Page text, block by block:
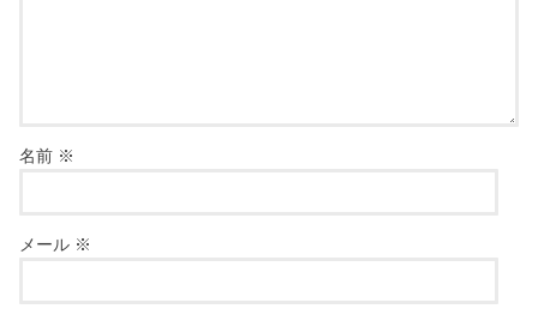
名前 ※
メール ※